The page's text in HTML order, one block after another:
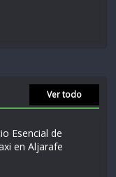
Ver todo
Esencial de
en Aljarafe